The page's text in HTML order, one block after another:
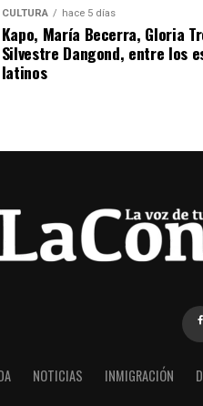
CULTURA hace 5 días
Kapo, María Becerra, Gloria
Silvestre Dangond, entre los
latinos
NOTICIAS INMIGRACIÓN